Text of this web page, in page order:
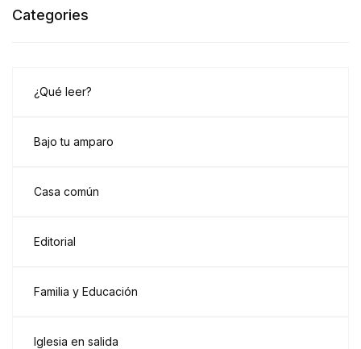
Categories
¿Qué leer?
Bajo tu amparo
Casa común
Editorial
Familia y Educación
Iglesia en salida